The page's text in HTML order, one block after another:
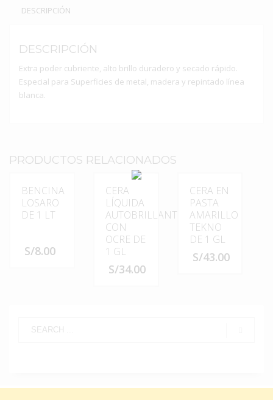
cantidad
DESCRIPCIÓN
DESCRIPCIÓN
Extra poder cubriente, alto brillo duradero y secado rápido.
Especial para Superficies de metal, madera y repintado línea
blanca.
PRODUCTOS RELACIONADOS
BENCINA
LOSARO
DE 1 LT
S/8.00
CERA
LÍQUIDA
AUTOBRILLANTE
CON
OCRE DE
1 GL
S/34.00
CERA EN
PASTA
AMARILLO
TEKNO
DE 1 GL
S/43.00